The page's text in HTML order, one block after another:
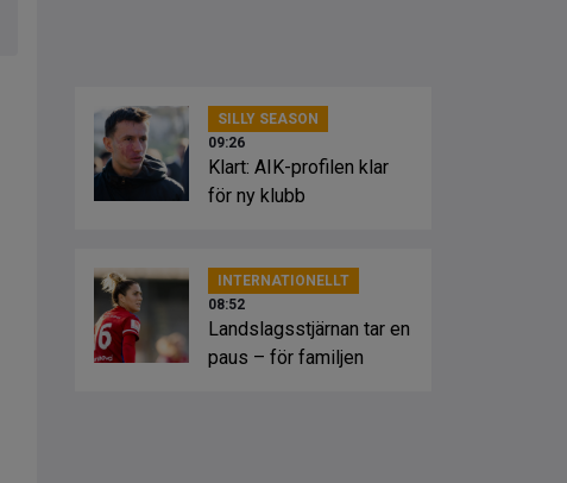
SILLY SEASON
09:26
Klart: AIK-profilen klar
för ny klubb
INTERNATIONELLT
08:52
Landslagsstjärnan tar en
paus – för familjen